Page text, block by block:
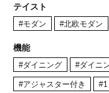
テイスト
#モダン #北欧モダン
機能
#ダイニング #ダイニ
#アジャスター付き #1